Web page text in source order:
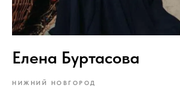
Елена Буртасова
НИЖНИЙ НОВГОРОД